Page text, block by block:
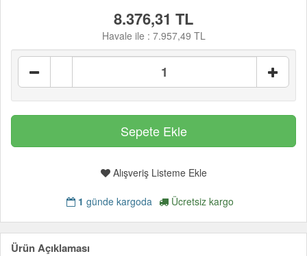
8.376,31 TL
Havale ile : 7.957,49 TL
Alışveriş Listeme Ekle
1 günde kargoda Ücretsiz kargo
Ürün Açıklaması